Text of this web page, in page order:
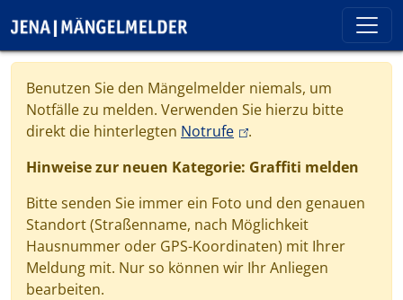
Benutzen Sie den Mängelmelder niemals, um
Notfälle zu melden. Verwenden Sie hierzu bitte
direkt die hinterlegten Notrufe(link is external)
.
Hinweise zur neuen Kategorie: Graffiti melden
Bitte senden Sie immer ein Foto und den genauen
Standort (Straßenname, nach Möglichkeit
Hausnummer oder GPS-Koordinaten) mit Ihrer
Meldung mit. Nur so können wir Ihr Anliegen
bearbeiten.